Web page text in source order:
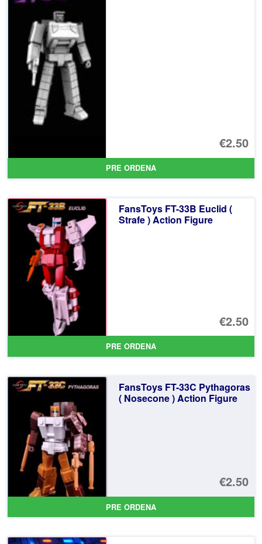
€2.50
PRE ORDENA
FansToys FT-33B Euclid (
Strafe ) Action Figure
€2.50
PRE ORDENA
FansToys FT-33C Pythagoras
( Nosecone ) Action Figure
€2.50
PRE ORDENA